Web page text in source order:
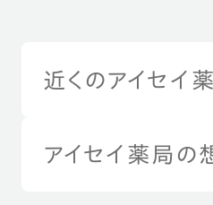
近くのアイセイ
アイセイ薬局の